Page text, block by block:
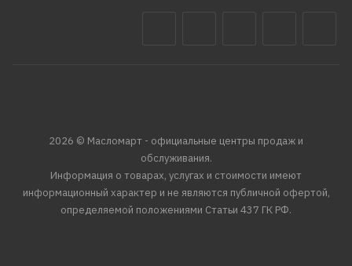
2026 © Масломарт - официальные центры продаж и
обслуживания.
Информация о товарах, услугах и стоимости имеют
информационный характер и не являются публичной офертой,
определяемой положениями Статьи 437 ГК РФ.